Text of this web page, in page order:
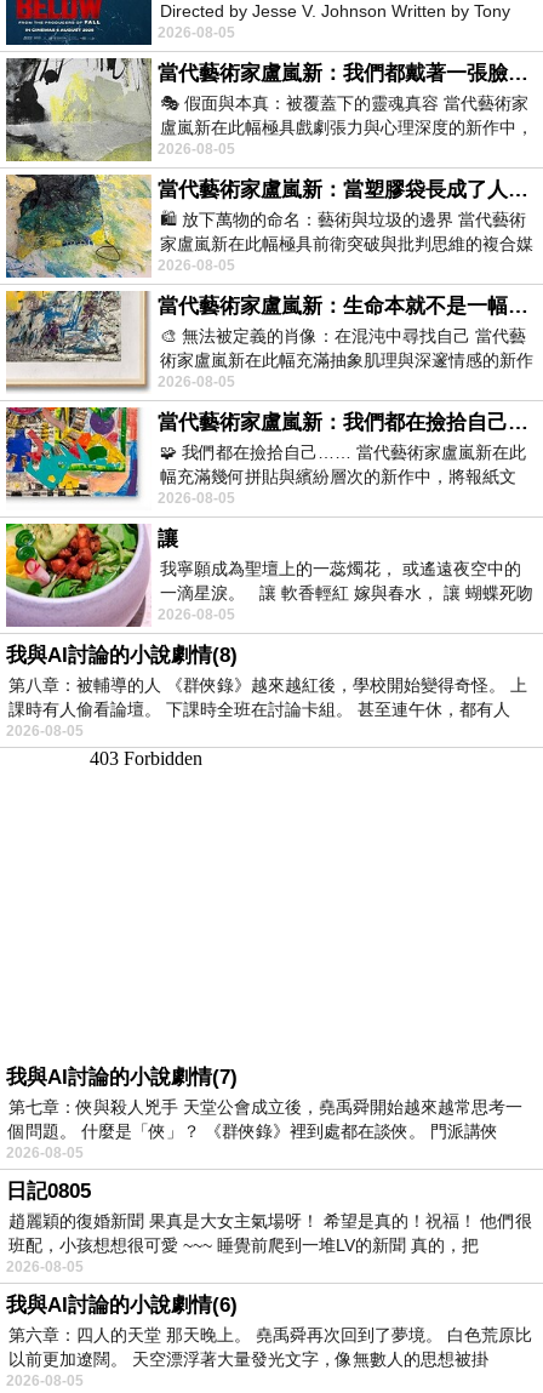
Directed by Jesse V. Johnson Written by Tony
Giordano Starring Laura Maran
2026-08-05
當代藝術家盧嵐新：我們都戴著一張臉，可真正的自己，總藏在那些被塗抹、被覆蓋的痕跡裡
🎭 假面與本真：被覆蓋下的靈魂真容 當代藝術家
盧嵐新在此幅極具戲劇張力與心理深度的新作中，
運用質感豐富的紙材肌理、墨痕與大膽的
2026-08-05
當代藝術家盧嵐新：當塑膠袋長成了人的模樣，我們的目光是否學會了放下偏見？
🛍️ 放下萬物的命名：藝術與垃圾的邊界 當代藝術
家盧嵐新在此幅極具前衛突破與批判思維的複合媒
材新作中，直接將被大眾定義為廢棄物
2026-08-05
當代藝術家盧嵐新：生命本就不是一幅能被定義的肖像，在混亂與交疊中拼湊完整的靈魂
🎨 無法被定義的肖像：在混沌中尋找自己 當代藝
術家盧嵐新在此幅充滿抽象肌理與深邃情感的新作
中，以灰白為基底，交織著塗抹、刮擦與
2026-08-05
當代藝術家盧嵐新：我們都在撿拾自己，將散落的情緒與碎片，拼回生命完整的輪廓
🧩 我們都在撿拾自己…… 當代藝術家盧嵐新在此
幅充滿幾何拼貼與繽紛層次的新作中，將報紙文
字、彩色剪紙與明亮顏料層層
2026-08-05
讓
我寧願成為聖壇上的一蕊燭花， 或遙遠夜空中的
一滴星淚。 讓 軟香輕紅 嫁與春水， 讓 蝴蝶死吻
夏日最後一瓣玫瑰， 讓
2026-08-05
我與AI討論的小說劇情(8)
第八章：被輔導的人 《群俠錄》越來越紅後，學校開始變得奇怪。 上
課時有人偷看論壇。 下課時全班在討論卡組。 甚至連午休，都有人
2026-08-05
我與AI討論的小說劇情(7)
第七章：俠與殺人兇手 天堂公會成立後，堯禹舜開始越來越常思考一
個問題。 什麼是「俠」？ 《群俠錄》裡到處都在談俠。 門派講俠
2026-08-05
日記0805
趙麗穎的復婚新聞 果真是大女主氣場呀！ 希望是真的！祝福！ 他們很
班配，小孩想想很可愛 ~~~ 睡覺前爬到一堆LV的新聞 真的，把
2026-08-05
我與AI討論的小說劇情(6)
第六章：四人的天堂 那天晚上。 堯禹舜再次回到了夢境。 白色荒原比
以前更加遼闊。 天空漂浮著大量發光文字，像無數人的思想被掛
2026-08-05